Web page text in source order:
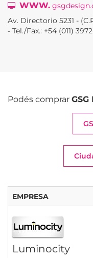
WWW.
Av. Directorio 5231 -
- Tel./Fax.: +54 (011)
Podés comprar
EMPRESA
Luminocity